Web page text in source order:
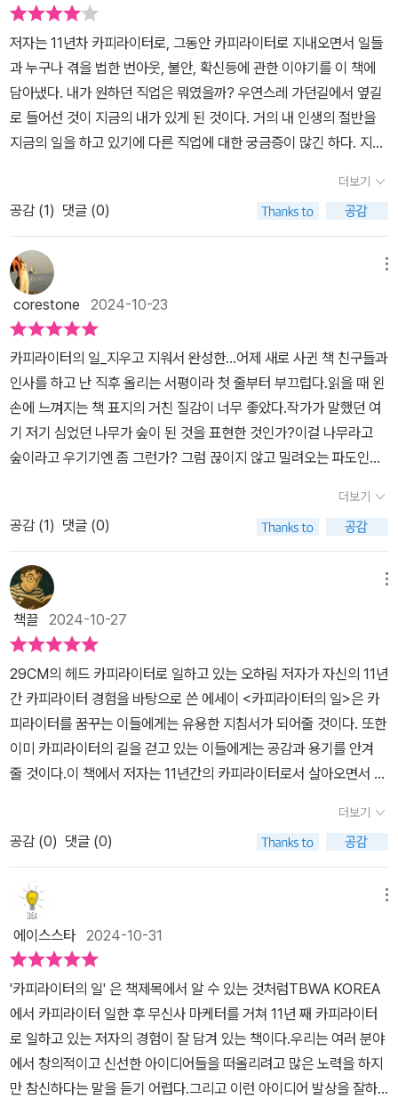
일'이라는 제목의 글이 마음을 두드렸다. 또한 저자는 '같은 것을 같지
않게 이야기를 붙이고 눈에 그려지는 기술. 다소 과장될지는 몰라도
들으면 즐겁고 재미있는 표현을 써 내려가는 카피라이터를 다른 말로
이야기꾼이라고 부를 수 있을지도 모르겠습니다.이 모든 걸 다 외우
고 다닐 수는 없기에 저는 '단어 창고'를 꾸려 놓습니다. 회사에서 일
할 때에도 사용하고 편지나 책을 쓸 때도 하나둘 꺼내 쓰곤 합니다. 언
젠가 눈에 보이는 글을 쓰고 싶다면 자신만의 표현 창고를 만드는 것
도 방법이 될 거예요.'(본문 p.31)라고 하여 글쓰는 사람은 자신만의
은 저자가 카피라이터로서 현장에서 작업하는 일상을 접하고 있다.
카피의 가치에 대해 언급한 부분이 특히 울림을 주었다. '카피는 그 자
리에 있어야 하는 말을 발견하고 엮어서 제자리를 찾아주는 일이라는
것을 말이죠. 그러니 단순한 '아름다운 표현'에 매몰되지 않으리라는
다짐을 또 한 번 해봅니다. 어떤 평범한 말도 자신의 자리를 찾는 순간
가장 아름답게 빛날 수 있습니다.'(본문 p.84)라는 말에서, 적재적소
에 알맞게 쓰인 말들이 글쓴이의 고유한 문체를 지니게 될 때, 읽는 사
람의 마음을 사로잡을 수 있다는 뜻은 아닐까.3부-지금부터 해야할
일10년 넘게 직장 생활을 하며 두 번의 번아웃을 경험했다는 저자는,
시 일어날 수 있는 마음입니다. 일은 언제나 우리를 쓰러지게 만들 테
니까요. 도망쳐도 좋습니다. 쓰러진 김에 잠깐 누웠다 일어나는 건 더
좋습니다. 우리 부디, 스스로에게 덜 엄격해집시다.'(본문 p.102)두어
달 전 읽었던 가수 김창완 님이 쓴 <찌그러져도 동그라미입니다>나
최근 가왕이라 불리는 가수 조용필 님의 신곡 <그래도 돼>라는 제목
처럼 성과주의에 지친 현대인들에게 위로를 건넨다.​이 책의 저자 오
하림의 카피라이터 선배이기도 한 유병욱 TBWA Executive CD의
추천사가 다른 추천사에 비해 눈에 띄었다. 평소 TV광고를 보면서 여
운을 주는 카피를 만날 때 '저런 카피는 어떻게 만들어졌을까?'하는
생각이 들었었다. 그러다 우연히 핸드폰 검색 중 카피라이팅 강의가
있어서 신청했는데, 그 영상 속 강의자가 바로 유병욱 카피라이터였
다. 해당 강의에서 우리 집에도 있는 의자전문업체의 광고와 예를 다
에서 다시 만날 줄이야. 반가웠다. 최근에는 초록우산의 카피가 눈과
귀를 사로잡았다.'꿈에도 가격이 있을까? 꿈에도 시기가 있을까? 꿈
에도 자격이 있을까? 아니던데. 꿈에 대한 질문에 현실이 답이 되지
않도록 (펼쳐 봐, 너의 초능력) 초록우산 아이리더.'30초 분량의 TV
광고인데, 마치 광고 속 영상의 젊은 시절의 내가 떠올라서, 볼 때마다
가슴이 훈훈해진다.'쓰는 것보다 지우는 일'이 카피라는데, 글쓰기의
퇴고도 어쩌면 고민 없이 써내려간 글자들을 지우고 고쳐쓰는 작업의
반복일지 모른다. 글쓰기 수준을 끌어올리고 싶은 사람은 꼭 한 번 읽
어보길 권한다.​본 서평은 흐름출판으로부터 도서를 제공받아 작성한
것입니다.
저자는 11년차 카피라이터로, 그동안 카피라이터로 지내오면서 일들
과 누구나 겪을 법한 번아웃, 불안, 확신등에 관한 이야기를 이 책에
담아냈다. 내가 원하던 직업은 뭐였을까? 우연스레 가던길에서 옆길
로 들어선 것이 지금의 내가 있게 된 것이다. 거의 내 인생의 절반을
지금의 일을 하고 있기에 다른 직업에 대한 궁금증이 많긴 하다. 지금
동료들이 있었는데, 그리 인원이 많지 않았지만 하루도 바람잘날이
없었는데, 큰 규모의 공간에서 일하는 사람들은 어떨까 싶기도 하고..
다른 일들은 어떤가 하고 곁눈질을 하기도 해서, 이런 직업 에세이를
읽게 되면 호기심에서 책장을 넘기게 된다.​카피라이터는 브랜드와 제
품의 장점을 발견해서 전달하는 역할을 한다. 그래서 불필요한 말 없
이 간단 명료하게 뇌리에 콕 박히게 하는 것이 나름 중요한 것 같다.
이 부분을 설명할 때, 꽤 공감할 수 있었다. 나도 아이들을 가르칠때
일반적으로 설명해야 하지만, 간혹 편법(?)으로 다루느라 그 일반적
인 방법으로 설명을 할때 도무지 입에 익지 않아서 버벅대거나, 장황
해진다거나 설명을 깔끔하게 못하는 경우가 생각이 났다. 무언가 정
확하게 파악하고 설명을 하면 깔끔하게 인상적으로 상대방에게 각인
시키는 것은 카피라이터 뿐 아니라 어떤 직업군의 사람들도 마찬가지
가 아닐까 싶다.​또한 카피라이터는 쓰는 일을 하기도 하지만 지우는
일도 꽤 많이 한다고 한다. 읽는 사람의 에너지를 고려해야 한다는 것
율적으로 읽을 수 있게 하는일. 그러기 위해서는 재능도 필요하지만
수많은 글쓰기와 지우기가 동반되어야 하는 것이 아닐까. 그런데 요
즘에 만나는 사람들 중에는 모든 것을 너무나도 쉽게만 하려는 이들
이 있어서 조금은 안타깝다. 조금만 힘들어지면 포기하는 사람들이
많아지는데, 그런 사람들에게 추천하고 싶어지는 책이다.
더보기
공감 (1) 댓글 (0)
corestone 2024-10-23
카피라이터의 일_지우고 지워서 완성한...어제 새로 사귄 책 친구들과
인사를 하고 난 직후 올리는 서평이라 첫 줄부터 부끄럽다.읽을 때 왼
손에 느껴지는 책 표지의 거친 질감이 너무 좋았다.작가가 말했던 여
기 저기 심었던 나무가 숲이 된 것을 표현한 것인가?이걸 나무라고
숲이라고 우기기엔 좀 그런가? 그럼 끊이지 않고 밀려오는 파도인
께가 생각보다 얇다. 실망한 건가? 카피라이터의 일... 딱 이 정도 분
량인가? 건방지게 그랬다. 그런데 그건 찰나이고 내가 하고 있는 일
의 두께는... 그 일에 대한 사유는 얼마나 깊은지... 이렇게 난 한 권의
책으로 엮어 낼 수 있는지... 다 읽고 내린 결론은 성공적인 두께라는
생각이 든다. 얇지만 다 담아냈고 책 속에서 써준 대로 쓰기도 하지만
지우기도 하는 직업 맞는구나. 싶다. 대단하다. 책을 읽고 얼마 남지
않았다고도 할 수 있는 퇴임에 적을 문장도 찾았다. 작가님께 허락받
고 써야 할까? 옮겨본다. '일이라는 것이 그런 것 아닐까요? 모르기
때문에 놓지 못하고 어렴풋이 닳을 것 같기에 나아갈 수밖에 없게 되
는 것, 이 일은 어떤 식으로든 나의 색을 지탱하고 구원해 주었답니
다.' 알들 모를 듯... 잘하는 듯하면서도 늘 돌이켜 생각하면 부족하다
자책하는 삶... 그렇게 나의 색을 지켜내서 추락 아닌 멋진 착륙으로...
그렇게 마무리하고 싶다. '아무나 할 수 있는 말로 아무나 할 수 없는
말을 하는 일'을 하는 작가님은 온 세상이 남의 약점을 잡느라 바쁘고
다며 꽤 낭만적인 일이라고 생각한다고 했다. 그래서 세상에 자주 감
동하고, 자주 사랑하고... 난 요즘 내가 하고 있는 일 때문에... 그 일로
짜증이 텍사스 소 떼처럼 몰려오는데 말이다.... 그래도 사형수가 사형
장으로 가면서도 물 웅덩이를 건너뛰듯... 그해 광주에서 사지 멀쩡한
사람들은 도청과 병원 마당을 쓸었듯... 변형 없이 이 루틴을 유지하며
더 깊은 마음 상태에 도달하기 위해 지금처럼 노력해야겠지...라는 교
훈을 얻어본다. 지난한 여정을 좇고 있다고 목적을 잃지 말고....(죽은
물고기만 물의 흐름을 좇는다...) 난 살아있으니까~ 재미없는 학생은
없고 재미없는 수업만 있는 거야!라고 스스로를 반성하며... 너무 자책
더보기
공감 (1) 댓글 (0)
책끌 2024-10-27
29CM의 헤드 카피라이터로 일하고 있는 오하림 저자가 자신의 11년
간 카피라이터 경험을 바탕으로 쓴 에세이 <카피라이터의 일>은 카
피라이터를 꿈꾸는 이들에게는 유용한 지침서가 되어줄 것이다. 또한
이미 카피라이터의 길을 걷고 있는 이들에게는 공감과 용기를 안겨
줄 것이다.이 책에서 저자는 11년간의 카피라이터로서 살아오면서 경
을 공유했다. 또한 자신의 경험을 통해 카피라이터의 일상과 직업적
인 고민도 솔직하게 풀어냈다.저자는 카피라이터가 단순히 글을 쓰는
직업이 아니라, 브랜드와 소비자 간의 소통을 이끌어내는 중요한 역
할을 한다는 점을 강조했다. 카피라이터라는 직업에 매력을 느껴 나
도 기자 일을 그만두고 카피라이터를 꿈꿨던 적이 있다. 하지만 당시
현실적인 문제들로 인해 마케팅 쪽으로 방향을 틀었다.저자는 카피라
이터라는 직업의 매력에 대해 소개하는 한편 그 이면에 있는 카파라
이터라는 직업의 현실적인 어려움에 대해서도 이야기했다. 하지만 독
자들 중에 자신의 꿈을 이루기 위한 준비와 각오를 다지고 있다면 이
책을 통해 힘을 얻길 바란다고 전했다.카피라이터는 끊임없이 창의적
인 사고와 자기계발을 전제로 하고 있다. 특히 20~30대의 젊은 세대
이 카피라이터라는 직업 세계로 발을 들여 놓으려고 한다면 저자가
더보기
공감 (0) 댓글 (0)
에이스스타2024-10-31
'카피라이터의 일' 은 책제목에서 알 수 있는 것처럼TBWA KOREA
에서 카피라이터 일한 후 무신사 마케터를 거쳐 11년 째 카피라이터
로 일하고 있는 저자의 경험이 잘 담겨 있는 책이다.우리는 여러 분야
에서 창의적이고 신선한 아이디어들을 떠올리려고 많은 노력을 하지
만 참신하다는 말을 듣기 어렵다.그리고 이런 아이디어 발상을 잘하